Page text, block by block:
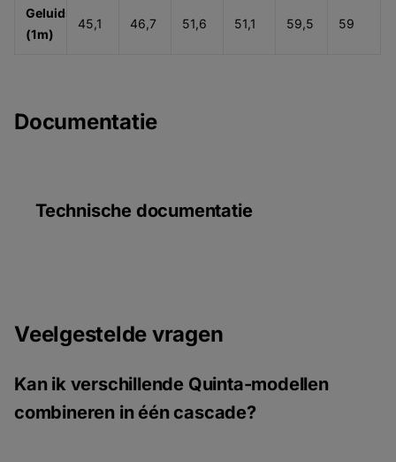
Geluidsdruk
(1m)
45,1 46,7 51,6 51,1 59,5 59
Documentatie
Technische documentatie
Veelgestelde vragen
Kan ik verschillende Quinta-modellen
combineren in één cascade?